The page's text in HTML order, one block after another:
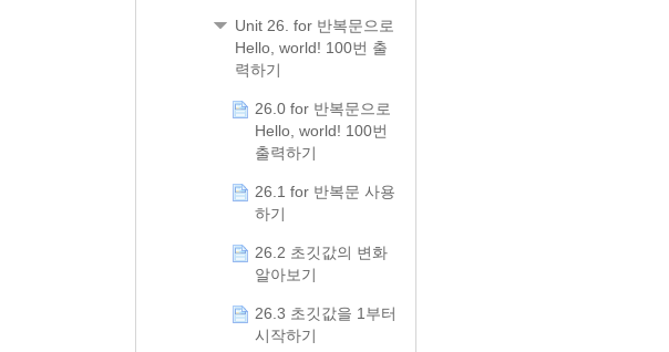
Unit 26. for 반복문으로
Hello, world! 100번 출
력하기
26.0 for 반복문으로
Hello, world! 100번
출력하기
26.1 for 반복문 사용
하기
26.2 초깃값의 변화
알아보기
26.3 초깃값을 1부터
시작하기